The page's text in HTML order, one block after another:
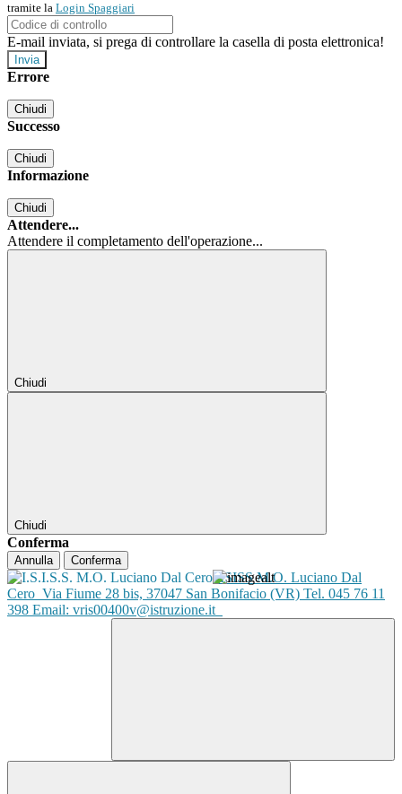
tramite la Login Spaggiari
E-mail inviata, si prega di controllare la casella di posta elettronica!
Errore
Chiudi
Successo
Chiudi
Informazione
Chiudi
Attendere...
Attendere il completamento dell'operazione...
Chiudi
Chiudi
Conferma
Annulla Conferma
ISISS M.O. Luciano Dal
Cero Via Fiume 28 bis, 37047 San Bonifacio (VR) Tel. 045 76 11
398 Email: vris00400v@istruzione.it